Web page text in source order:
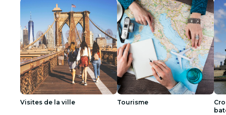
Visites de la ville Tourisme